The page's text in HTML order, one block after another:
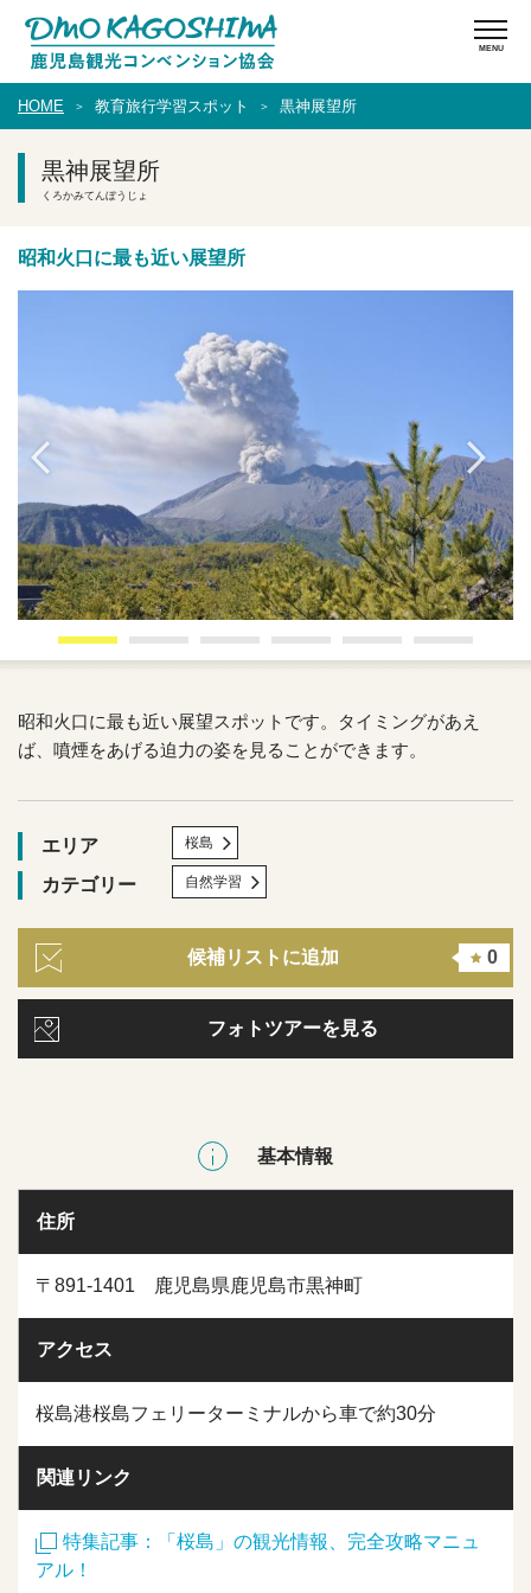
HOME 教育旅行学習スポット 黒神展望所
黒神展望所
くろかみてんぼうじょ
昭和火口に最も近い展望所
昭和火口に最も近い展望スポットです。タイミングがあえ
ば、噴煙をあげる迫力の姿を見ることができます。
エリア 桜島
カテゴリー 自然学習
候補リストに追加 0
フォトツアーを見る
基本情報
住所
〒891-1401 鹿児島県鹿児島市黒神町
アクセス
桜島港桜島フェリーターミナルから車で約30分
関連リンク
特集記事：「桜島」の観光情報、完全攻略マニュ
アル！